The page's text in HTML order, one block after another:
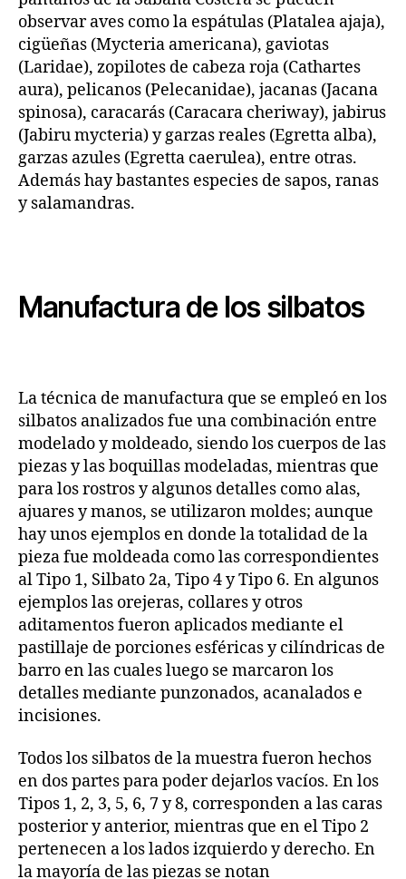
observar aves como la espátulas (Platalea ajaja),
cigüeñas (Mycteria americana), gaviotas
(Laridae), zopilotes de cabeza roja (Cathartes
aura), pelicanos (Pelecanidae), jacanas (Jacana
spinosa), caracarás (Caracara cheriway), jabirus
(Jabiru mycteria) y garzas reales (Egretta alba),
garzas azules (Egretta caerulea), entre otras.
Además hay bastantes especies de sapos, ranas
y salamandras.
Manufactura de los silbatos
La técnica de manufactura que se empleó en los
silbatos analizados fue una combinación entre
modelado y moldeado, siendo los cuerpos de las
piezas y las boquillas modeladas, mientras que
para los rostros y algunos detalles como alas,
ajuares y manos, se utilizaron moldes; aunque
hay unos ejemplos en donde la totalidad de la
pieza fue moldeada como las correspondientes
al Tipo 1, Silbato 2a, Tipo 4 y Tipo 6. En algunos
ejemplos las orejeras, collares y otros
aditamentos fueron aplicados mediante el
pastillaje de porciones esféricas y cilíndricas de
barro en las cuales luego se marcaron los
detalles mediante punzonados, acanalados e
incisiones.
Todos los silbatos de la muestra fueron hechos
en dos partes para poder dejarlos vacíos. En los
Tipos 1, 2, 3, 5, 6, 7 y 8, corresponden a las caras
posterior y anterior, mientras que en el Tipo 2
pertenecen a los lados izquierdo y derecho. En
la mayoría de las piezas se notan